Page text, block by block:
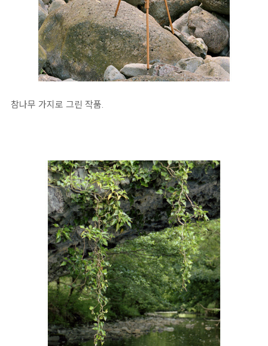
참나무 가지로 그린 작품.